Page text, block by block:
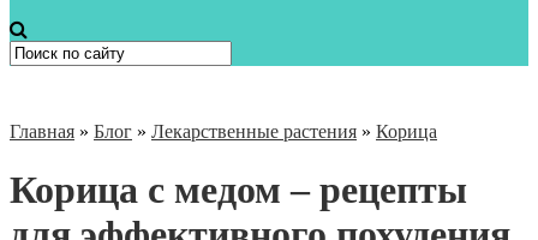
Главная » Блог » Лекарственные растения » Корица
Корица с медом – рецепты